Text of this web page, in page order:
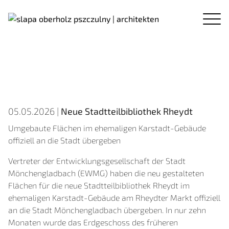
05.05.2026 | Neue Stadtteilbibliothek Rheydt
Umgebaute Flächen im ehemaligen Karstadt-Gebäude
offiziell an die Stadt übergeben
Vertreter der Entwicklungsgesellschaft der Stadt
Mönchengladbach (EWMG) haben die neu gestalteten
Flächen für die neue Stadtteilbibliothek Rheydt im
ehemaligen Karstadt-Gebäude am Rheydter Markt offiziell
an die Stadt Mönchengladbach übergeben. In nur zehn
Monaten wurde das Erdgeschoss des früheren